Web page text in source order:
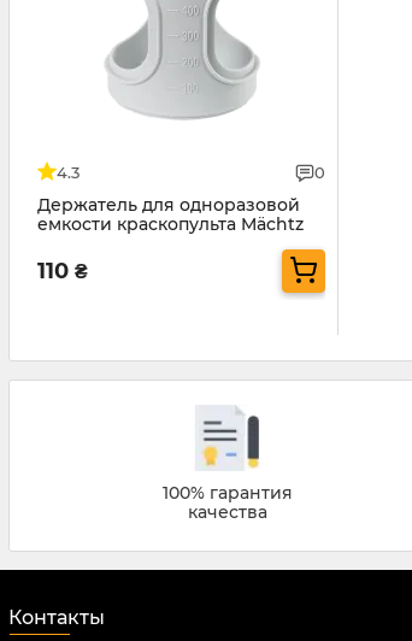
4.3 0
Держатель для одноразовой
емкости краскопульта Mächtz
110 ₴
100% гарантия
качества
Контакты